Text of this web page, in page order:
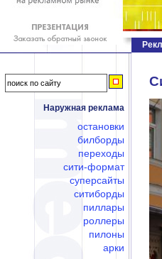
Наружная реклама
остановки
билборды
переходы
сити-формат
суперсайты
ситиборды
пиллары
роллеры
пилоны
арки